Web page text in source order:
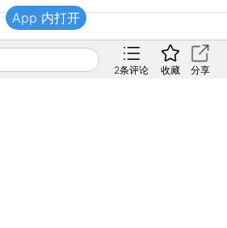
2条评论 收藏 分享
App 内打开